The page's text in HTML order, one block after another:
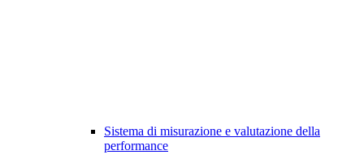
Sistema di misurazione e valutazione della
performance